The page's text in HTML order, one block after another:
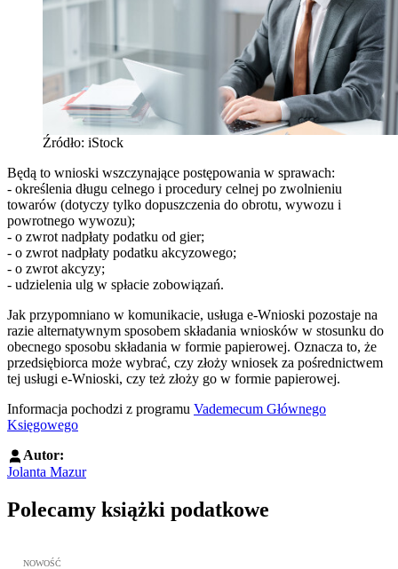
Źródło: iStock
Będą to wnioski wszczynające postępowania w sprawach:
- określenia długu celnego i procedury celnej po zwolnieniu
towarów (dotyczy tylko dopuszczenia do obrotu, wywozu i
powrotnego wywozu);
- o zwrot nadpłaty podatku od gier;
- o zwrot nadpłaty podatku akcyzowego;
- o zwrot akcyzy;
- udzielenia ulg w spłacie zobowiązań.
Jak przypomniano w komunikacie, usługa e-Wnioski pozostaje na
razie alternatywnym sposobem składania wniosków w stosunku do
obecnego sposobu składania w formie papierowej. Oznacza to, że
przedsiębiorca może wybrać, czy złoży wniosek za pośrednictwem
tej usługi e-Wnioski, czy też złoży go w formie papierowej.
Informacja pochodzi z programu Vademecum Głównego
Księgowego
Autor:
Jolanta Mazur
Polecamy książki podatkowe
Przejdź do: JPK_VAT krok po kroku ebook, Patrycja Kubiesa -
NOWOŚĆ